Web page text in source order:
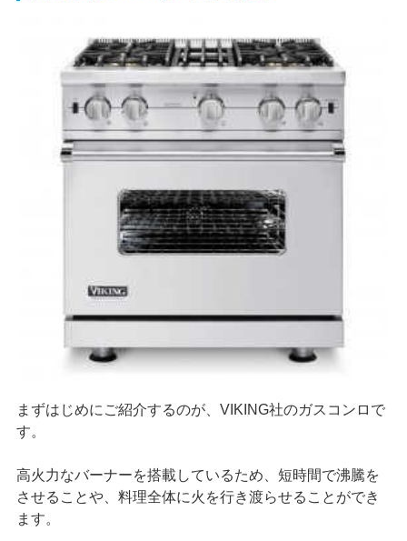
まずはじめにご紹介するのが、VIKING社のガスコンロで
す。
高火力なバーナーを搭載しているため、短時間で沸騰を
させることや、料理全体に火を行き渡らせることができ
ます。